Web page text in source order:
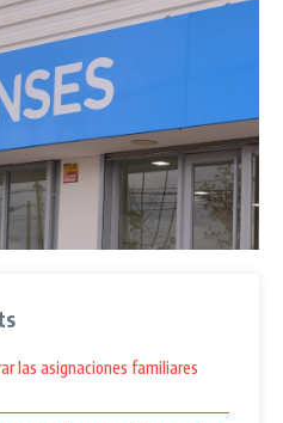
las asignaciones familiares